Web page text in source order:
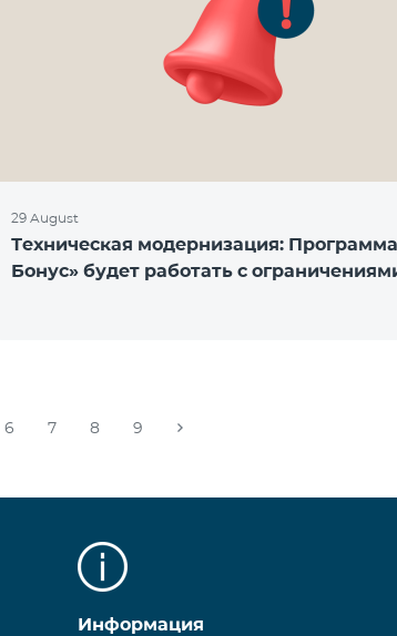
29 August
Техническая модернизация:
Бонус» будет работать с
6 7 8 9
Информация